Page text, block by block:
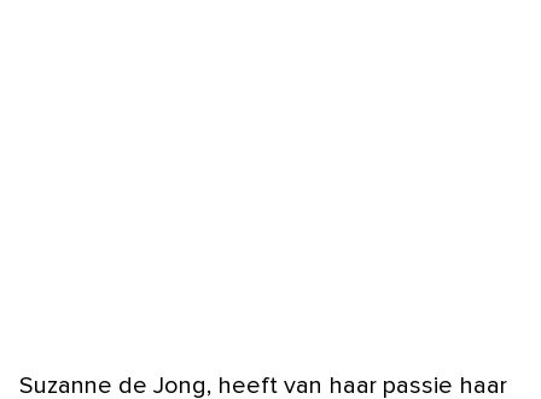
Suzanne de Jong, heeft van haar passie haar